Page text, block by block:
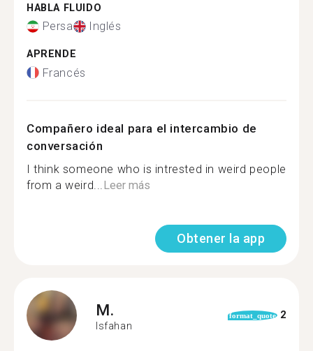
HABLA FLUIDO
Persa Inglés
APRENDE
Francés
Compañero ideal para el intercambio de
conversación
I think someone who is intrested in weird people
from a weird... Leer más
Obtener la app
M.
Isfahan
format_quote 2